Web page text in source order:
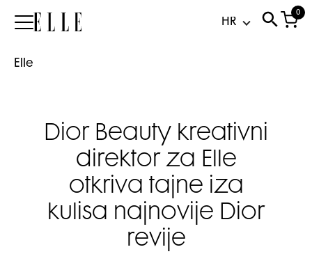
Elle
0
Elle
Dior Beauty kreativni
direktor za Elle
otkriva tajne iza
kulisa najnovije Dior
revije